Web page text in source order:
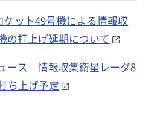
ット49号機による情報収
の打上げ延期について
ース｜情報収集衛星レーダ8
ち上げ予定